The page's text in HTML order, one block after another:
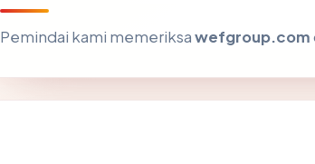
Pemindai kami memeriksawefgroup.com